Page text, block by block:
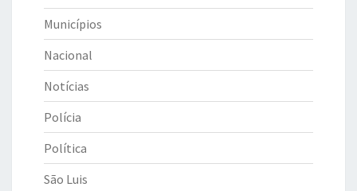
Municípios
Nacional
Notícias
Polícia
Política
São Luis